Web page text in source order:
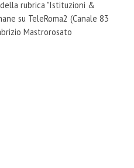
rubrica "Istituzioni &
su TeleRoma2 (Canale 83
Mastrorosato